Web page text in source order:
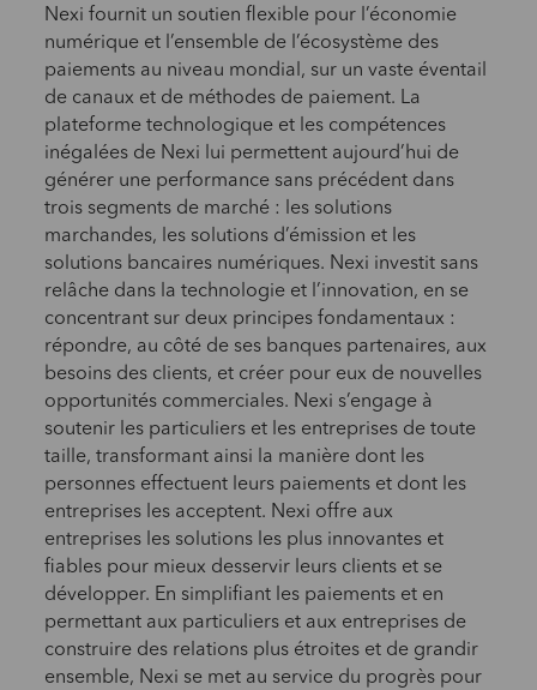
Nexi fournit un soutien flexible pour l’économie
numérique et l’ensemble de l’écosystème des
paiements au niveau mondial, sur un vaste éventail
de canaux et de méthodes de paiement. La
plateforme technologique et les compétences
inégalées de Nexi lui permettent aujourd’hui de
générer une performance sans précédent dans
trois segments de marché : les solutions
marchandes, les solutions d’émission et les
solutions bancaires numériques. Nexi investit sans
relâche dans la technologie et l’innovation, en se
concentrant sur deux principes fondamentaux :
répondre, au côté de ses banques partenaires, aux
besoins des clients, et créer pour eux de nouvelles
opportunités commerciales. Nexi s’engage à
soutenir les particuliers et les entreprises de toute
taille, transformant ainsi la manière dont les
personnes effectuent leurs paiements et dont les
entreprises les acceptent. Nexi offre aux
entreprises les solutions les plus innovantes et
fiables pour mieux desservir leurs clients et se
développer. En simplifiant les paiements et en
permettant aux particuliers et aux entreprises de
construire des relations plus étroites et de grandir
ensemble, Nexi se met au service du progrès pour